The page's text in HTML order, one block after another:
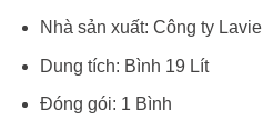
Nhà sản xuất: Công ty Lavie
Dung tích: Bình 19 Lít
Đóng gói: 1 Bình